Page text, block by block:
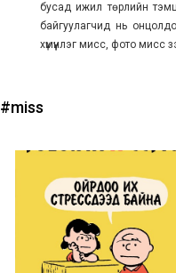
бусад ижил төрлийн
байгуулагчид нь
хүмүүнлэг мисс, фото
#miss